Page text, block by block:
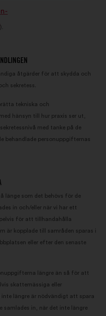
Öppna
en
ny
flik
).
åtgärder för att skydda och
sekretess.
tekniska och
hänsyn till hur praxis ser ut,
med tanke på de
behandlade personuppgifternas
länge som det behövs för de
in och/eller när vi har ett
för att tillhandahålla
är kopplade till samråden sparas i
eller efter den senaste
längre än så för att
skattemässiga eller
längre är nödvändigt att spara
samlades in, när det inte längre